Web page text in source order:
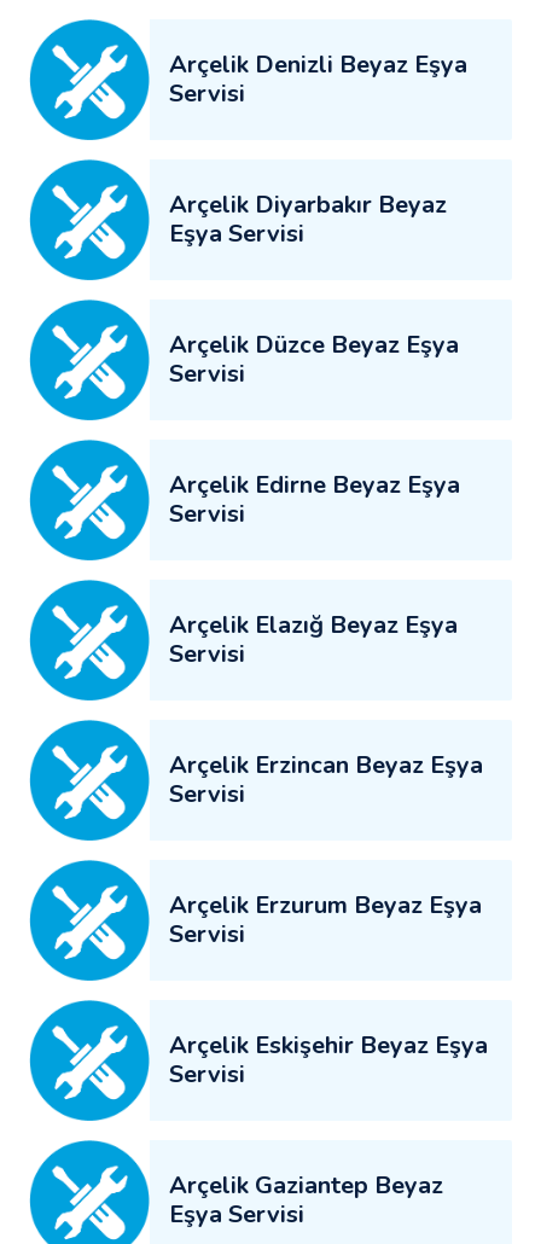
Arçelik Denizli Beyaz Eşya
Servisi
Arçelik Diyarbakır Beyaz
Eşya Servisi
Arçelik Düzce Beyaz Eşya
Servisi
Arçelik Edirne Beyaz Eşya
Servisi
Arçelik Elazığ Beyaz Eşya
Servisi
Arçelik Erzincan Beyaz Eşya
Servisi
Arçelik Erzurum Beyaz Eşya
Servisi
Arçelik Eskişehir Beyaz Eşya
Servisi
Arçelik Gaziantep Beyaz
Eşya Servisi